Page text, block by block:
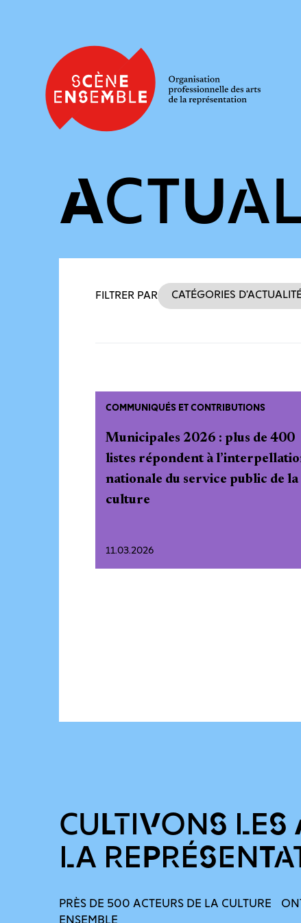
Filtres des actualités
FILTRER PAR Catégories
COMMUNIQUÉS ET CONTRIBUTIONS
Municipales 2026 : plus de 400
listes répondent à
nationale du service public de la
culture
11.03.2026
CULTIVONS LES
LA
PRÈS DE 500 ACTEURS DE LA CULTURE